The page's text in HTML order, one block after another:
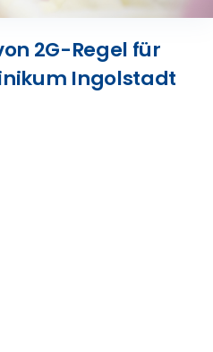
2G-Regel für
Ingolstadt